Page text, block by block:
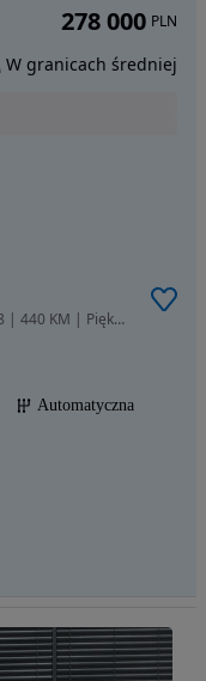
2894 cm3 • 440 KM • Porsche Panamera 2018 | 440 KM | Piękny i dobrze wystrojony egzemplarz
Automatyczna
278 000 PLN
W granicach średniej